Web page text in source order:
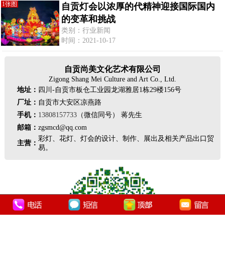
1张图
自贡灯会以浓厚的代精神迎接国际国内
的变革和挑战
类别：行业新闻
时间：2021-10-17
自贡尚美文化艺术有限公司
Zigong Shang Mei Culture and Art Co., Ltd.
地址： 四川-自贡市板仓工业园龙湖雅居1栋29楼156号
厂址： 自贡市大安区凉燕路
手机： 13808157733（微信同号） 蒋先生
邮箱： zgsmcd@qq.com
主营：
彩灯、花灯、灯会的设计、制作、展出及相关产品出口贸
易。